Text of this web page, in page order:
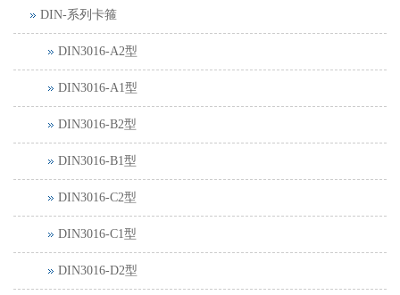
DIN-系列卡箍
DIN3016-A2型
DIN3016-A1型
DIN3016-B2型
DIN3016-B1型
DIN3016-C2型
DIN3016-C1型
DIN3016-D2型